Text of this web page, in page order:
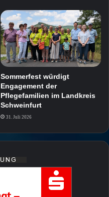
Sommerfest würdigt
Engagement der
Pflegefamilien im Landkreis
Schweinfurt
31. Juli 2026